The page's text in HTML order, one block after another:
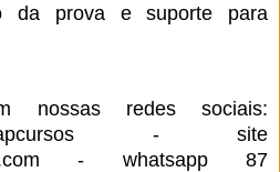
da prova e suporte para
nossas redes sociais:
- site
- whatsapp 87